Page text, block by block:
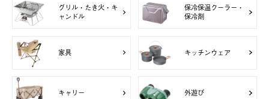
グリル・たき火・キ
ャンドル
保冷保温クーラー・
保冷剤
家具 キッチンウェア
キャリー 外遊び